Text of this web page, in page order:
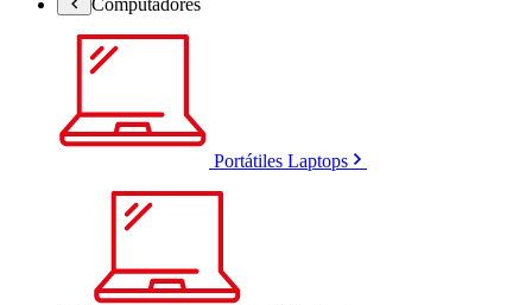
Portátiles Laptops